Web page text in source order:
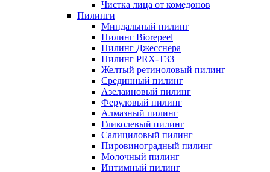
Чистка лица от комедонов
Пилинги
Миндальный пилинг
Пилинг Biorepeel
Пилинг Джесснера
Пилинг PRX-T33
Желтый ретиноловый пилинг
Срединный пилинг
Азелаиновый пилинг
Феруловый пилинг
Алмазный пилинг
Гликолевый пилинг
Салициловый пилинг
Пировиноградный пилинг
Молочный пилинг
Интимный пилинг